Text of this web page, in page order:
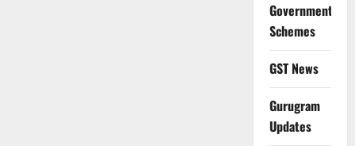
Government
Schemes
GST News
Gurugram
Updates